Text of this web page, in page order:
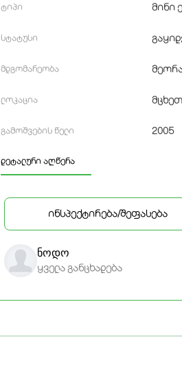
ტიპი მინი
სტატუსი
მდგომარეობა
ლოკაცია
გამოშვების წელი 2005
დეტალური აღწერა
ინსპექტირება/შეფასება
ნოდო
ყველა განცხადება